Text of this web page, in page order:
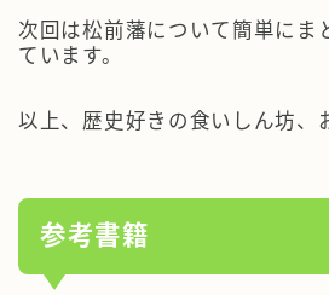
次回は松前藩について簡単にま
ています。
以上、歴史好きの食いしん坊、
参考書籍